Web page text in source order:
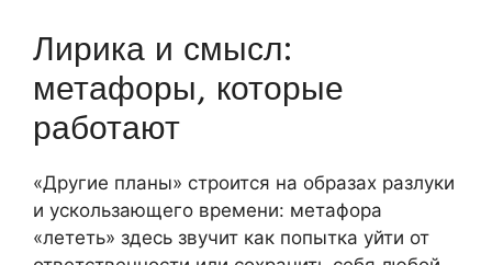
Лирика и смысл:
метафоры, которые
работают
«Другие планы» строится на образах разлуки
и ускользающего времени: метафора
«лететь» здесь звучит как попытка уйти от